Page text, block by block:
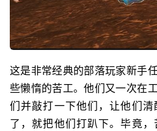
这是非常经典的部落玩家新手
些懒惰的苦工。他们又一次在
们并敲打一下他们，让他们
了，就把他们打趴下。毕竟，